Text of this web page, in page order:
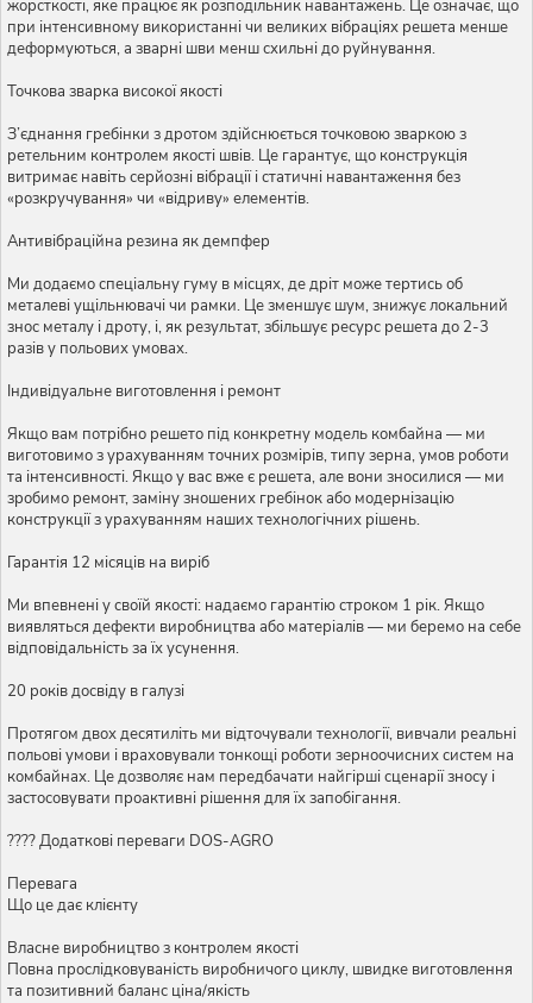
жорсткості, яке працює як розподільник навантажень. Це означає, що
при інтенсивному використанні чи великих вібраціях решета менше
деформуються, а зварні шви менш схильні до руйнування.
Точкова зварка високої якості
З’єднання гребінки з дротом здійснюється точковою зваркою з
ретельним контролем якості швів. Це гарантує, що конструкція
витримає навіть серйозні вібрації і статичні навантаження без
«розкручування» чи «відриву» елементів.
Антивібраційна резина як демпфер
Ми додаємо спеціальну гуму в місцях, де дріт може тертись об
металеві ущільнювачі чи рамки. Це зменшує шум, знижує локальний
знос металу і дроту, і, як результат, збільшує ресурс решета до 2-3
разів у польових умовах.
Індивідуальне виготовлення і ремонт
Якщо вам потрібно решето під конкретну модель комбайна — ми
виготовимо з урахуванням точних розмірів, типу зерна, умов роботи
та інтенсивності. Якщо у вас вже є решета, але вони зносилися — ми
зробимо ремонт, заміну зношених гребінок або модернізацію
конструкції з урахуванням наших технологічних рішень.
Гарантія 12 місяців на виріб
Ми впевнені у своїй якості: надаємо гарантію строком 1 рік. Якщо
виявляться дефекти виробництва або матеріалів — ми беремо на себе
відповідальність за їх усунення.
20 років досвіду в галузі
Протягом двох десятиліть ми відточували технології, вивчали реальні
польові умови і враховували тонкощі роботи зерноочисних систем на
комбайнах. Це дозволяє нам передбачати найгірші сценарії зносу і
застосовувати проактивні рішення для їх запобігання.
???? Додаткові переваги DOS-AGRO
Перевага
Що це дає клієнту
Власне виробництво з контролем якості
Повна прослідковуваність виробничого циклу, швидке виготовлення
та позитивний баланс ціна/якість